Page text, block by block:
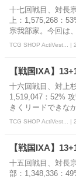
十七回戦目、対長
上：1,575,268：
宗我部家。今回は
TCG SHOP ActiVest... |
【戦国IXA】
十六回戦目、対上
1,519,047：52%
きくリードできな
TCG SHOP ActiVest... |
【戦国IXA】
十五回戦目、対長
部：1,348,336：